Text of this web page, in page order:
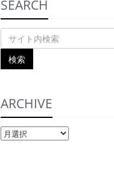
SEARCH
ARCHIVE
ARCHIVE